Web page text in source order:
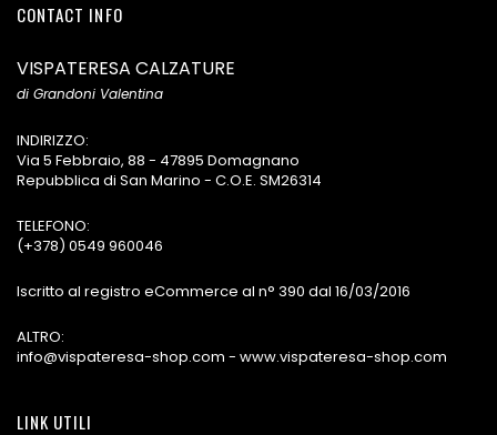
CONTACT INFO
VISPATERESA CALZATURE
di Grandoni Valentina
INDIRIZZO:
Via 5 Febbraio, 88 - 47895 Domagnano
Repubblica di San Marino - C.O.E. SM26314
TELEFONO:
(+378) 0549 960046
Iscritto al registro eCommerce al n° 390 dal 16/03/2016
ALTRO:
info@vispateresa-shop.com - www.vispateresa-shop.com
LINK UTILI